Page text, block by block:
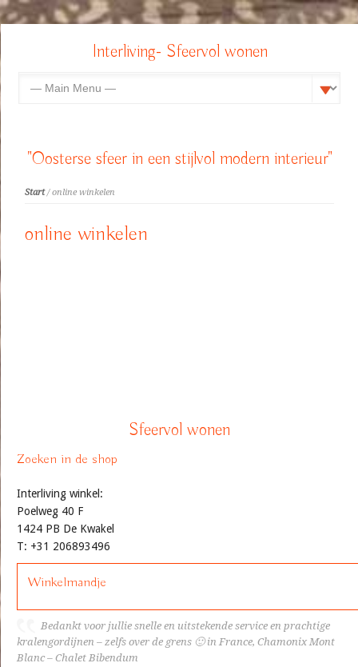
Interliving- Sfeervol wonen
"Oosterse sfeer in een stijlvol modern interieur"
Start/ online winkelen
online winkelen
Sfeervol wonen
Zoeken in de shop
Interliving winkel:
Poelweg 40 F
1424 PB De Kwakel
T: +31 206893496
Winkelmandje
Bedankt voor jullie snelle en uitstekende service en prachtige
kralengordijnen – zelfs over de grens 🙂 in France, Chamonix Mont
Blanc – Chalet Bibendum